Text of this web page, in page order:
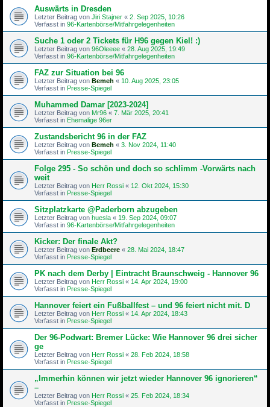
Auswärts in Dresden
Letzter Beitrag von Jiri Stajner « 2. Sep 2025, 10:26
Verfasst in 96-Kartenbörse/Mitfahrgelegenheiten
Suche 1 oder 2 Tickets für H96 gegen Kiel! :)
Letzter Beitrag von 96Oleeee « 28. Aug 2025, 19:49
Verfasst in 96-Kartenbörse/Mitfahrgelegenheiten
FAZ zur Situation bei 96
Letzter Beitrag von Bemeh « 10. Aug 2025, 23:05
Verfasst in Presse-Spiegel
Muhammed Damar [2023-2024]
Letzter Beitrag von Mr96 « 7. Mär 2025, 20:41
Verfasst in Ehemalige 96er
Zustandsbericht 96 in der FAZ
Letzter Beitrag von Bemeh « 3. Nov 2024, 11:40
Verfasst in Presse-Spiegel
Folge 295 - So schön und doch so schlimm -Vorwärts nach
weit
Letzter Beitrag von Herr Rossi « 12. Okt 2024, 15:30
Verfasst in Presse-Spiegel
Sitzplatzkarte @Paderborn abzugeben
Letzter Beitrag von huesla « 19. Sep 2024, 09:07
Verfasst in 96-Kartenbörse/Mitfahrgelegenheiten
Kicker: Der finale Akt?
Letzter Beitrag von Erdbeere « 28. Mai 2024, 18:47
Verfasst in Presse-Spiegel
PK nach dem Derby | Eintracht Braunschweig - Hannover 96
Letzter Beitrag von Herr Rossi « 14. Apr 2024, 19:00
Verfasst in Presse-Spiegel
Hannover feiert ein Fußballfest – und 96 feiert nicht mit. D
Letzter Beitrag von Herr Rossi « 14. Apr 2024, 18:43
Verfasst in Presse-Spiegel
Der 96-Podwart: Bremer Lücke: Wie Hannover 96 drei sicher
ge
Letzter Beitrag von Herr Rossi « 28. Feb 2024, 18:58
Verfasst in Presse-Spiegel
„Immerhin können wir jetzt wieder Hannover 96 ignorieren“
–
Letzter Beitrag von Herr Rossi « 25. Feb 2024, 18:34
Verfasst in Presse-Spiegel